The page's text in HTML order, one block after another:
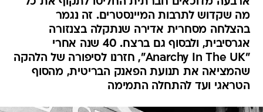
מה שקדוש לתרבות המיינסטרים. זה נגמר
בהצלחה מסחרית אדירה שנתקלה בצנזורה
אגרסיבית, ולבסוף גם ברצח. 40 שנה אחרי
"Anarchy In The UK", חזרנו לסיפורה של הלהקה
שהמציאה את תנועת הפאנק הבריטית, מהסוף
הטראגי ועד להתחלה התמימה